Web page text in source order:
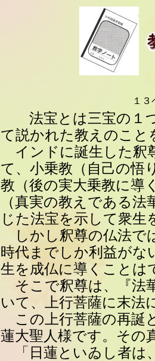
１
法宝とは三宝の１つ
て説かれた教えのこと
インドに誕生した釈
て、小乗教（自己の悟
教（後の実大乗教に導
（真実の教えである
じた法宝を示して衆生
しかし釈尊の仏法で
時代までしか利益がな
生を成仏に導くことは
そこで釈尊は、『法
いて、上行菩薩に末法
この上行菩薩の再誕
蓮大聖人様です。その
「日蓮といゐし者は